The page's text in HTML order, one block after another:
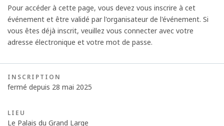
Pour accéder à cette page, vous devez vous inscrire à cet
événement et être validé par l'organisateur de l'événement. Si
vous êtes déjà inscrit, veuillez vous connecter avec votre
adresse électronique et votre mot de passe.
INSCRIPTION
fermé depuis 28 mai 2025
LIEU
Le Palais du Grand Large